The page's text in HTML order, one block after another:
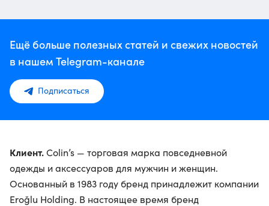
Ещё больше полезных статей и свежих новостей
в нашем Telegram-канале
Подписаться
Клиент.Colin’s — торговая марка повседневной
одежды и аксессуаров для мужчин и женщин.
Основанный в 1983 году бренд принадлежит компании
Eroğlu Holding. В настоящее время бренд